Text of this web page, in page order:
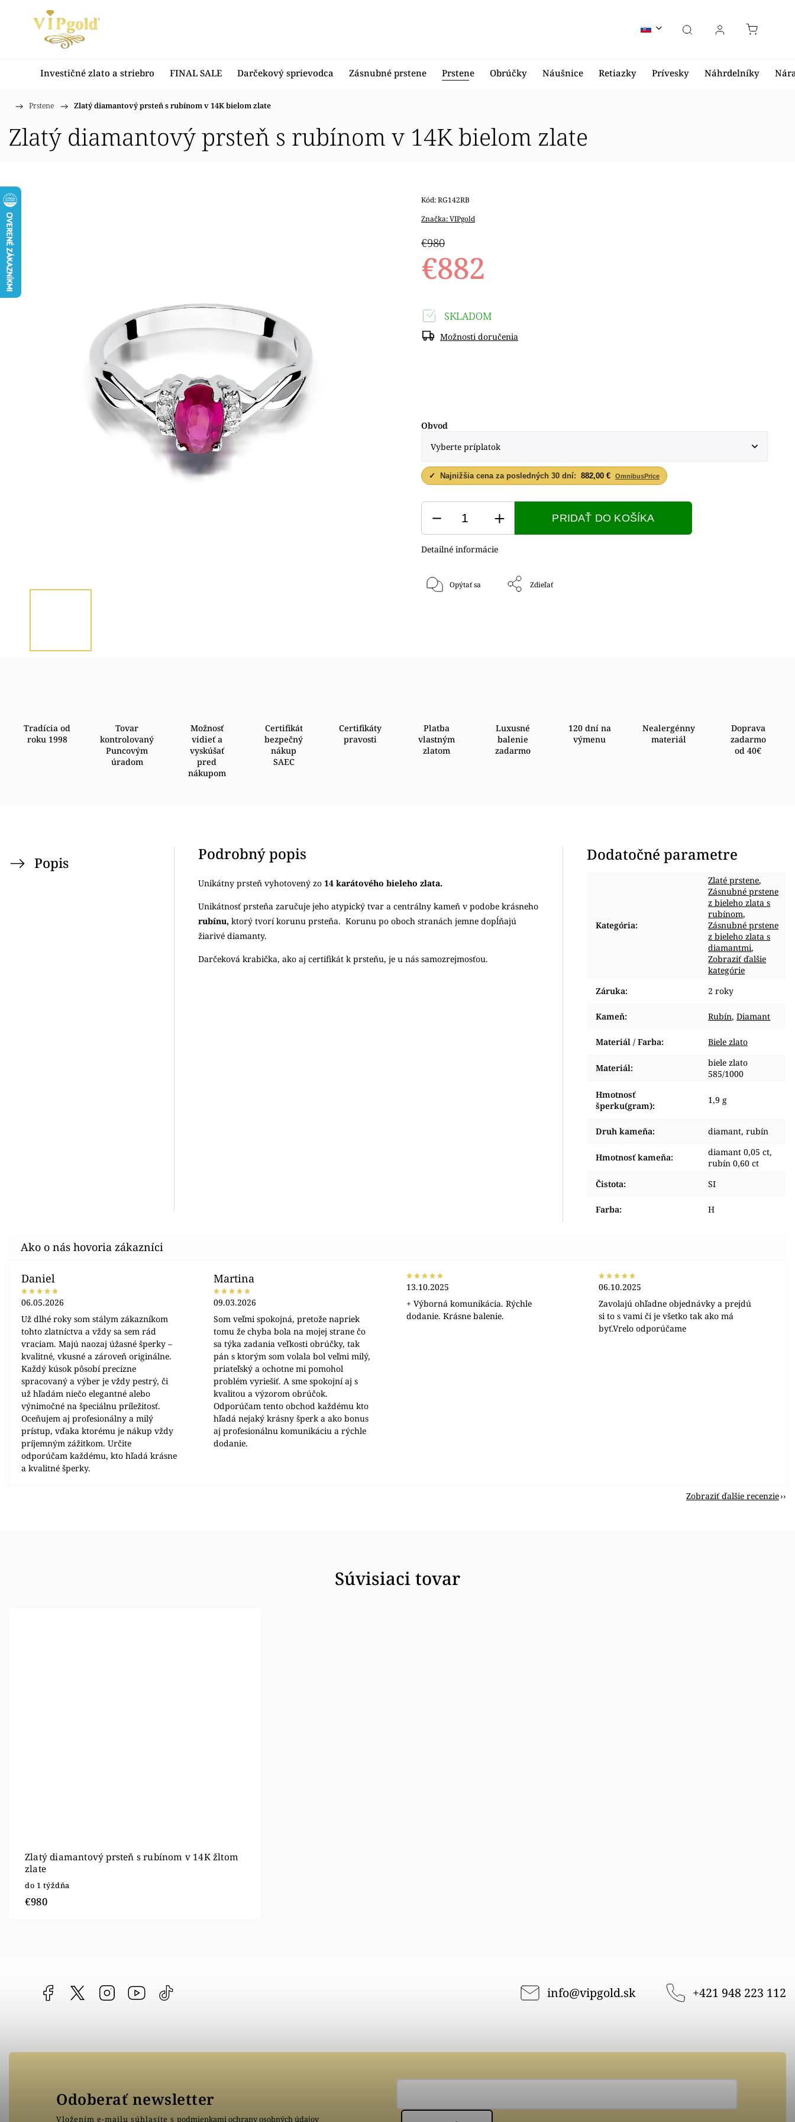
Investičné zlato a striebro FINAL SALE Darčekový sprievodca Zásnubné prstene Prstene Obrúčky Náušnice Retiazky Prívesky Náhrdelníky
Domov
/ Prstene / Zlatý diamantový prsteň s rubínom v 14K bielom zlate
Zlatý diamantový prsteň s rubínom v 14K bielom zlate
Značka:VIPgold
€980
€882
Kód:RG142RB
Obvod
SKLADOM
Možnosti doručenia
✓ Najnižšia cena za posledných 30 dní: 882,00 € OmnibusPrice
PRIDAŤ DO KOŠÍKA
Detailné informácie
Opýtať sa Zdieľať
Tradícia od
roku 1998
Tovar
kontrolovaný
Puncovým
úradom
Možnosť
vidieť a
vyskúšať
pred
nákupom
Certifikát
bezpečný
nákup
SAEC
Certifikáty
pravosti
Platba
vlastným
zlatom
Luxusné
balenie
zadarmo
120 dní na
výmenu
Nealergénny
materiál
Doprava
zadarmo
od 40€
Popis Podrobný popis
Unikátny prsteň vyhotovený zo 14 karátového bieleho zlata.
Unikátnosť prsteňa zaručuje jeho atypický tvar a centrálny kameň v podobe krásneho
rubínu, ktorý tvorí korunu prsteňa. Korunu po oboch stranách jemne dopĺňajú
žiarivé diamanty.
Darčeková krabička, ako aj certifikát k prsteňu, je u nás samozrejmosťou.
Dodatočné parametre
Kategória:
Zlaté prstene,
Zásnubné prstene
z bieleho zlata s
rubínom,
Zásnubné prstene
z bieleho zlata s
diamantmi,
Zobraziť ďalšie
kategórie
Záruka: 2 roky
Kameň: Rubín,Diamant
Materiál / Farba: Biele zlato
Materiál:
biele zlato
585/1000
Hmotnosť
šperku(gram):
1,9 g
Druh kameňa: diamant, rubín
Hmotnosť kameňa:
diamant 0,05 ct,
rubín 0,60 ct
Čistota: SI
Farba: H
Daniel
06.05.2026
Už dlhé roky som stálym zákazníkom
tohto zlatníctva a vždy sa sem rád
vraciam. Majú naozaj úžasné šperky –
kvalitné, vkusné a zároveň originálne.
Každý kúsok pôsobí precízne
spracovaný a výber je vždy pestrý, či
už hľadám niečo elegantné alebo
výnimočné na špeciálnu príležitosť.
Oceňujem aj profesionálny a milý
prístup, vďaka ktorému je nákup vždy
príjemným zážitkom. Určite
odporúčam každému, kto hľadá krásne
a kvalitné šperky.
Martina
09.03.2026
Som veľmi spokojná, pretože napriek
tomu že chyba bola na mojej strane čo
sa týka zadania veľkosti obrúčky, tak
pán s ktorým som volala bol veľmi milý,
priateľský a ochotne mi pomohol
problém vyriešiť. A sme spokojní aj s
kvalitou a výzorom obrúčok.
Odporúčam tento obchod každému kto
hľadá nejaký krásny šperk a ako bonus
aj profesionálnu komunikáciu a rýchle
dodanie.
13.10.2025
+ Výborná komunikácia. Rýchle
dodanie. Krásne balenie.
06.10.2025
Zavolajú ohľadne objednávky a prejdú
si to s vami či je všetko tak ako má
byť.Vrelo odporúčame
Zobraziť ďalšie recenzie
Súvisiaci tovar
Zlatý diamantový prsteň s rubínom v 14K žltom
zlate
do 1 týždňa
€980
Facebook vipgoldsk InstagramYouTube info@vipgold.sk +421 948 223 112
Odoberať newsletter
Vložením e-mailu súhlasíte s podmienkami ochrany osobných údajov